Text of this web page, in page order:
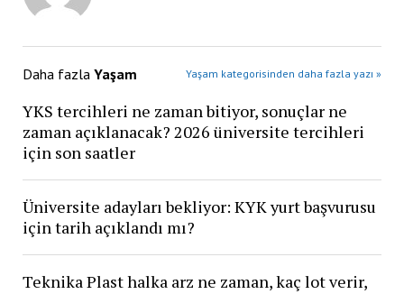
Daha fazla Yaşam Yaşam kategorisinden daha fazla yazı »
YKS tercihleri ne zaman bitiyor, sonuçlar ne
zaman açıklanacak? 2026 üniversite tercihleri
için son saatler
Üniversite adayları bekliyor: KYK yurt başvurusu
için tarih açıklandı mı?
Teknika Plast halka arz ne zaman, kaç lot verir,